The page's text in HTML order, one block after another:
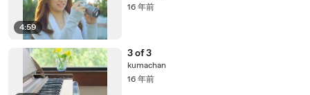
4:59
16 年前
3 of 3
kumachan
16 年前